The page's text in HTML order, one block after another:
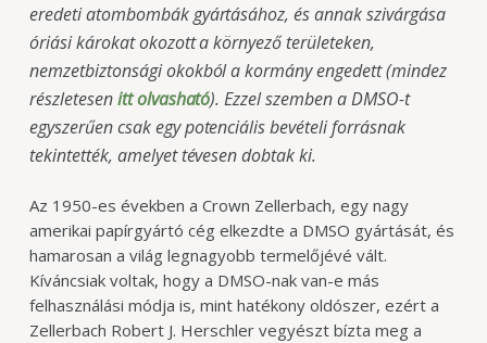
eredeti atombombák gyártásához, és annak szivárgása
óriási károkat okozott a környező területeken,
nemzetbiztonsági okokból a kormány engedett (mindez
részletesenitt olvasható). Ezzel szemben a DMSO-t
egyszerűen csak egy potenciális bevételi forrásnak
tekintették, amelyet tévesen dobtak ki.
Az 1950-es években a Crown Zellerbach, egy nagy
amerikai papírgyártó cég elkezdte a DMSO gyártását, és
hamarosan a világ legnagyobb termelőjévé vált.
Kíváncsiak voltak, hogy a DMSO-nak van-e más
felhasználási módja is, mint hatékony oldószer, ezért a
Zellerbach Robert J. Herschler vegyészt bízta meg a